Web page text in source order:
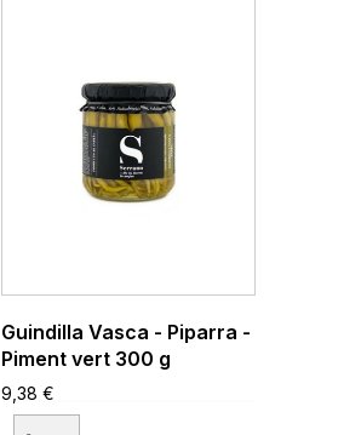
Guindilla Vasca - Piparra -
Piment vert 300 g
9,38 €